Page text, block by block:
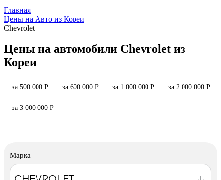
Главная
Цены на Авто из Кореи
Chevrolet
Цены на автомобили Chevrolet из
Кореи
за 500 000 Р за 600 000 Р за 1 000 000 Р за 2 000 000 Р
за 3 000 000 Р
Марка